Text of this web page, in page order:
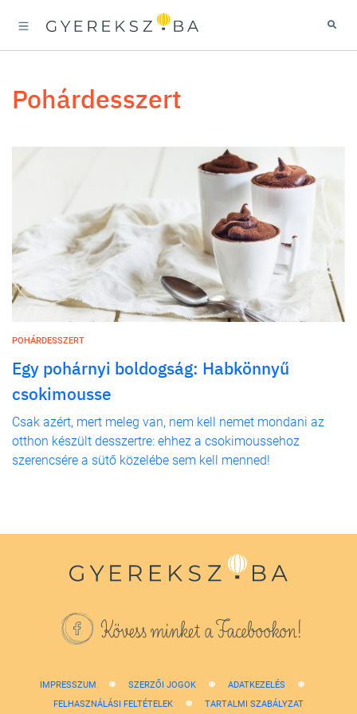
pohárdesszert
POHÁRDESSZERT
Egy pohárnyi boldogság: Habkönnyű
csokimousse
Csak azért, mert meleg van, nem kell nemet mondani az
otthon készült desszertre: ehhez a csokimoussehoz
szerencsére a sütő közelébe sem kell menned!
Kövess minket a Facebookon!
IMPRESSZUM SZERZŐI JOGOK
ADATKEZELÉS
FELHASZNÁLÁSI FELTÉTELEK
TARTALMI SZABÁLYZAT